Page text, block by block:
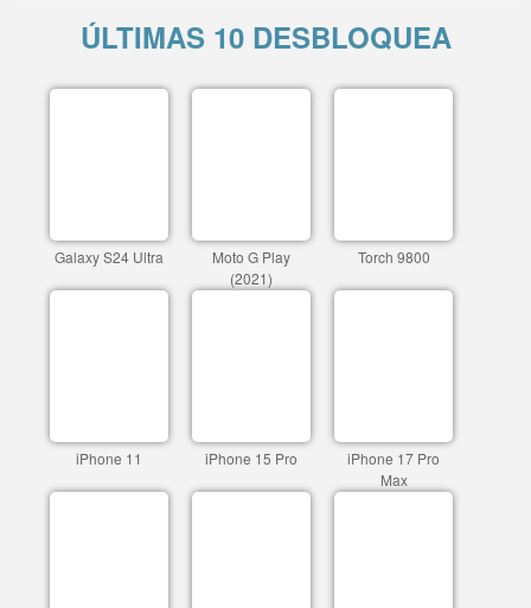
ÚLTIMAS 10 DESBLOQUEA
Galaxy S24 Ultra
Moto G Play
(2021)
Torch 9800
iPhone 11 iPhone 15 Pro
iPhone 17 Pro
Max